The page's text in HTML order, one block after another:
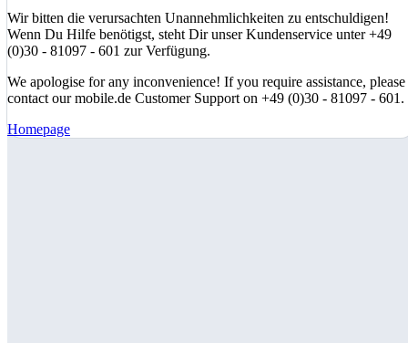
Wir bitten die verursachten Unannehmlichkeiten zu entschuldigen!
Wenn Du Hilfe benötigst, steht Dir unser Kundenservice unter +49
(0)30 - 81097 - 601 zur Verfügung.
We apologise for any inconvenience! If you require assistance, please
contact our mobile.de Customer Support on +49 (0)30 - 81097 - 601.
Homepage